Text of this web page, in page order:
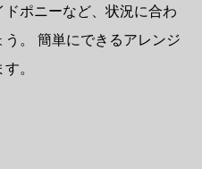
ポニーなど、状況に合わ
。 簡単にできるアレンジ
。